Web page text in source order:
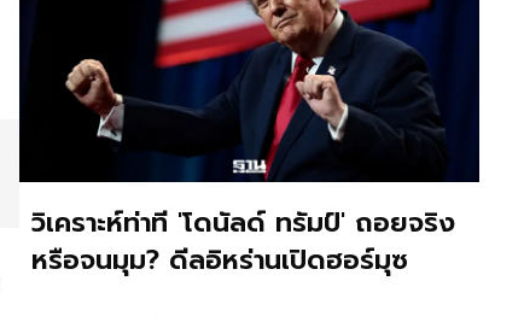
วิเคราะห์ท่าที 'โดนัลด์ ทรัมป์' ถอยจริง
หรือจนมุม? ดีลอิหร่านเปิดฮอร์มุซ